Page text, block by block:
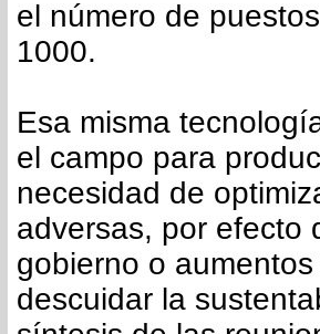
el número de
1000.
Esa misma
el campo para
necesidad de
adversas, por efecto
gobierno o
descuidar la